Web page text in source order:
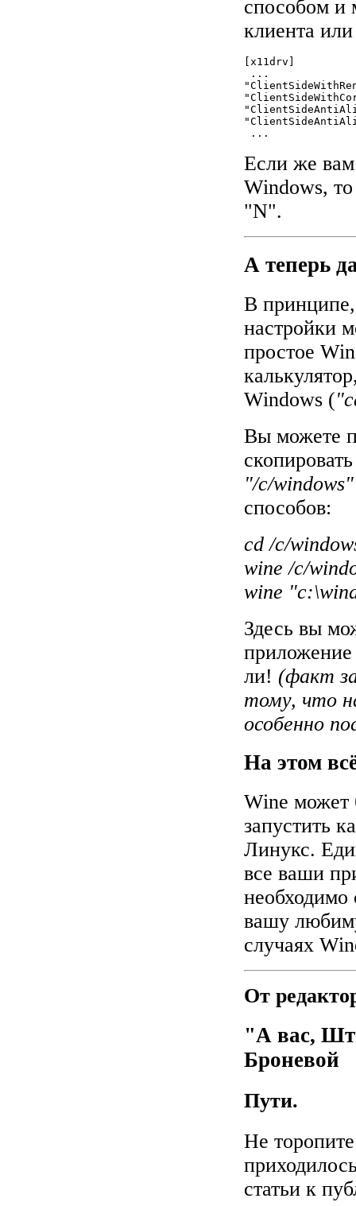
способом и
клиента
[x11drv]
...
Если же
Windows,
"N".
А теперь
В принципе,
настройки
простое
Windows (
Вы можете
"/c/windows"
способов:
cd /c/
wine /c/
wine
Здесь вы
ли! (факт
тому, что
особенно
На этом
Wine может
запустить
Линукс.
все ваши
необходимо
вашу
случаях
От
"А вас,
Броневой
Пути.
Не
статьи к